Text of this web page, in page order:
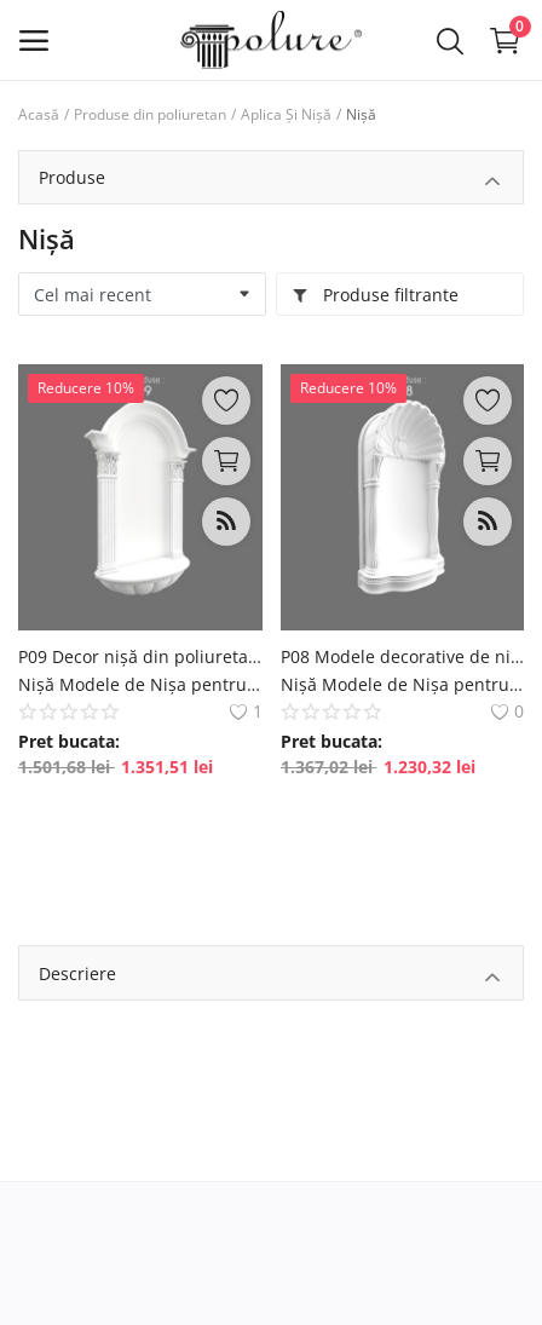
0
Produse din poliuretan
lista de dorințe
Contact
Log in
Inregistreaza-te
Romanian
Acasă Produse din poliuretan Aplica Și Nișă Nișă
Produse
Nișă
Produse filtrante
Reducere 10%
P09 Decor nișă din poliuretan, preturi decorative de nișă
Nișă Modele de Nișa pentru decorare - Idei de design polure
1
Pret bucata:
1.501,68lei 1.351,51 lei
Reducere 10%
P08 Modele decorative de nișă pentru colț din poliuretan, decoruri de nișă
Nișă Modele de Nișa pentru decorare - Idei de design polure
0
Pret bucata:
1.367,02lei 1.230,32 lei
Descriere